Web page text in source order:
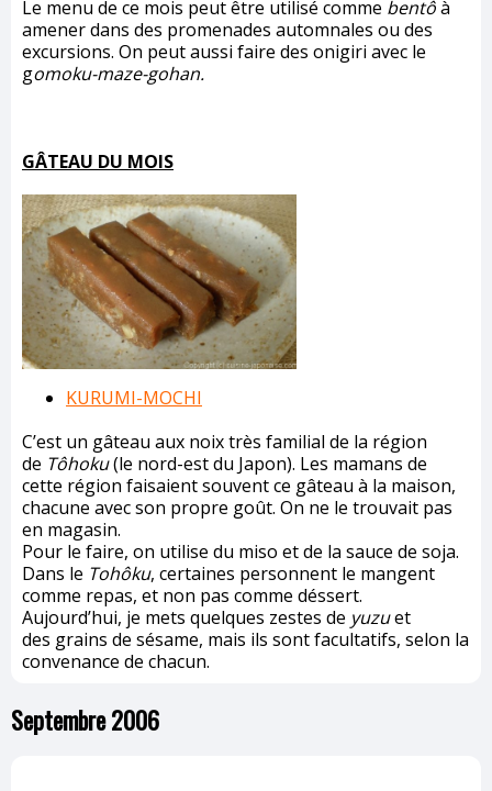
Le menu de ce mois peut être utilisé comme bentôà
amener dans des promenades automnales ou des
excursions. On peut aussi faire des onigiri avec le
gomoku-maze-gohan.
GÂTEAU DU MOIS
KURUMI-MOCHI
C’est un gâteau aux noix très familial de la région
de Tôhoku(le nord-est du Japon). Les mamans de
cette région faisaient souvent ce gâteau à la maison,
chacune avec son propre goût. On ne le trouvait pas
en magasin.
Pour le faire, on utilise du miso et de la sauce de soja.
Dans le Tohôku, certaines personnent le mangent
comme repas, et non pas comme déssert.
Aujourd’hui, je mets quelques zestes de yuzuet
des grains de sésame, mais ils sont facultatifs, selon la
convenance de chacun.
Septembre 2006